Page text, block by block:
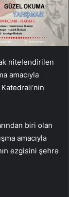
nitelendirilen
amacıyla
biri olan
amacıyla
ezgisini şehre